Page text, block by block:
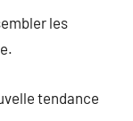
les
tendance